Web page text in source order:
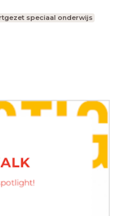
speciaal onderwijs